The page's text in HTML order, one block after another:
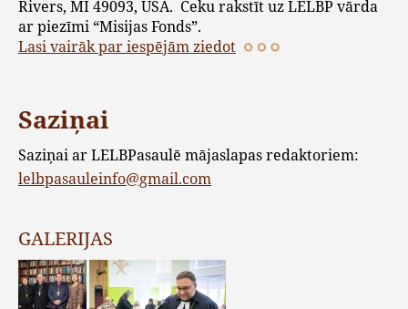
Rivers, MI 49093, USA. Čeku rakstīt uz LELBP vārda
ar piezīmi “Misijas Fonds”.
Lasi vairāk par iespējām ziedot
Saziņai
Saziņai ar LELBPasaulē mājaslapas redaktoriem:
lelbpasauleinfo@gmail.com
GALERIJAS